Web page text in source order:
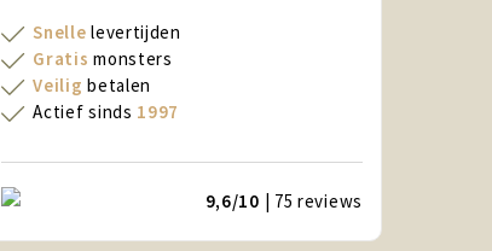
Snelle levertijden
Gratis monsters
Veilig betalen
Actief sinds 1997
9,6/10 | 75reviews